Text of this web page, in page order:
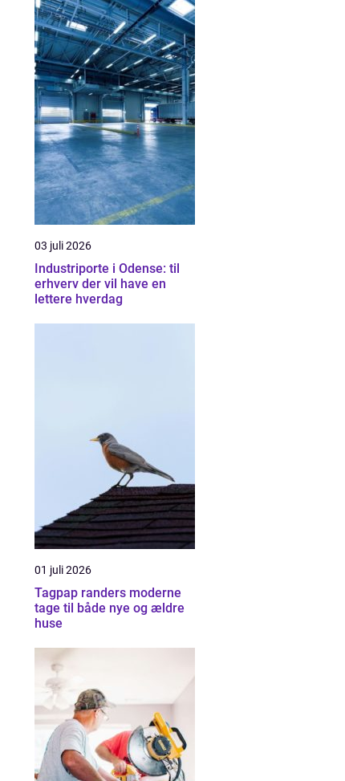
03 juli 2026
Industriporte i Odense: til
erhverv der vil have en
lettere hverdag
01 juli 2026
Tagpap randers moderne
tage til både nye og ældre
huse